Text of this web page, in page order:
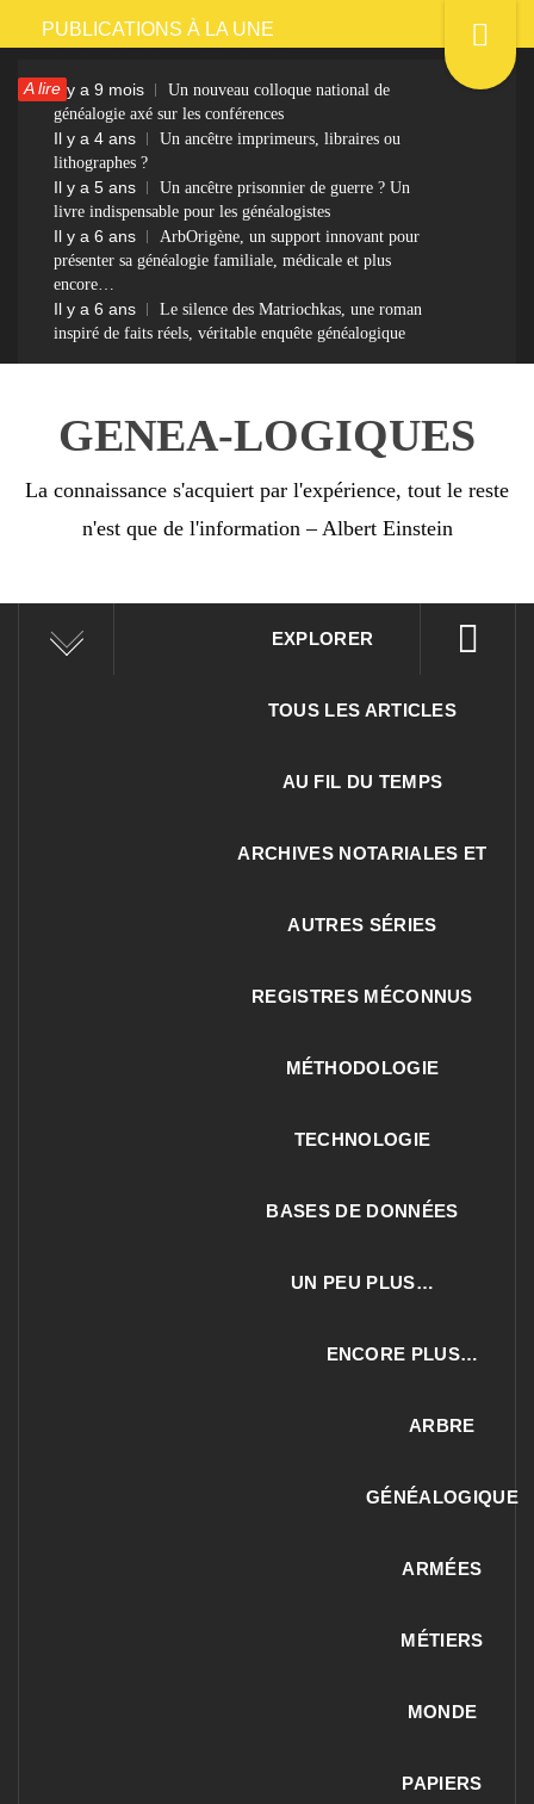
Passer
contenu
PUBLICATIONS À LA UNE
A lireIl y a 9 mois
Un nouveau colloque national de
généalogie axé sur les conférences
Il y a 4 ans
Un ancêtre imprimeurs, libraires ou
lithographes ?
Il y a 5 ans
Un ancêtre prisonnier de guerre ? Un
livre indispensable pour les généalogistes
Il y a 6 ans
ArbOrigène, un support innovant pour
présenter sa généalogie familiale, médicale et plus
encore…
Il y a 6 ans
Le silence des Matriochkas, une roman
inspiré de faits réels, véritable enquête généalogique
GENEA-LOGIQUES
La connaissance s'acquiert par l'expérience, tout le reste
n'est que de l'information – Albert Einstein
EXPLORER
TOUS LES ARTICLES
AU FIL DU TEMPS
ARCHIVES NOTARIALES ET
AUTRES SÉRIES
REGISTRES MÉCONNUS
MÉTHODOLOGIE
TECHNOLOGIE
BASES DE DONNÉES
UN PEU PLUS…
ENCORE PLUS…
ARBRE
GÉNÉALOGIQUE
ARMÉES
MÉTIERS
MONDE
PAPIERS